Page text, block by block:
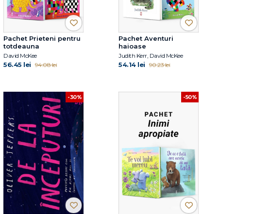
Pachet Prieteni pentru
totdeauna
David McKee
56.45 lei 94.08 lei
Pachet Aventuri
haioase
Judith Kerr, David McKee
54.14 lei 90.23 lei
-30% -50%